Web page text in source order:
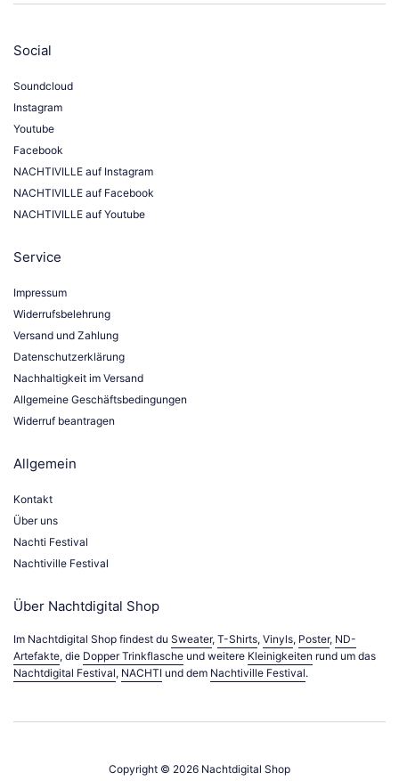
Social
Soundcloud
Instagram
Youtube
Facebook
NACHTIVILLE auf Instagram
NACHTIVILLE auf Facebook
NACHTIVILLE auf Youtube
Service
Impressum
Widerrufsbelehrung
Versand und Zahlung
Datenschutzerklärung
Nachhaltigkeit im Versand
Allgemeine Geschäftsbedingungen
Widerruf beantragen
Allgemein
Kontakt
Über uns
Nachti Festival
Nachtiville Festival
Über Nachtdigital Shop
Im Nachtdigital Shop findest du Sweater, T-Shirts, Vinyls, Poster, ND-
Artefakte, die Dopper Trinkflasche und weitere Kleinigkeiten rund um das
Nachtdigital Festival, NACHTI und dem Nachtiville Festival.
Copyright © 2026 Nachtdigital Shop